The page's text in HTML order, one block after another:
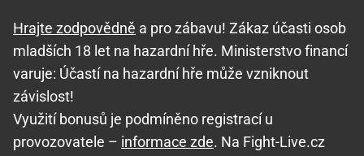
Hrajte zodpovědně a pro zábavu! Zákaz účasti osob
mladších 18 let na hazardní hře. Ministerstvo financí
varuje: Účastí na hazardní hře může vzniknout
závislost!
Využití bonusů je podmíněno registrací u
provozovatele – informace zde. Na Fight-Live.cz